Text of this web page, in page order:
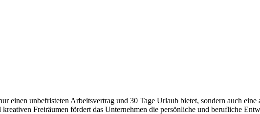
unbefristeten Arbeitsvertrag und 30 Tage Urlaub bietet, sondern auch
Freiräumen fördert das Unternehmen die persönliche und berufliche